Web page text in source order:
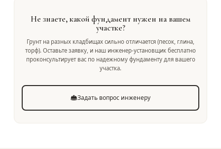
Не знаете, какой фундамент нужен на вашем
участке?
Грунт на разных кладбищах сильно отличается (песок, глина,
торф). Оставьте заявку, и наш инженер-установщик бесплатно
проконсультирует вас по надежному фундаменту для вашего
участка.
Задать вопрос инженеру